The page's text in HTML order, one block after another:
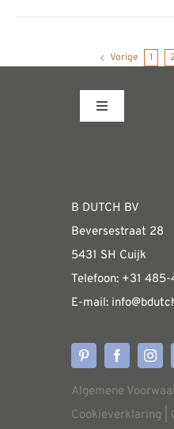
Vorige 1
Toggle
WEBSHOP
Algemene
Levertijden
Aflevering
B DUTCH BV
Beversestraat 28
5431 SH Cuijk
Telefoon: +31 485-
E-mail: i
Algemene
Cookieverklaring